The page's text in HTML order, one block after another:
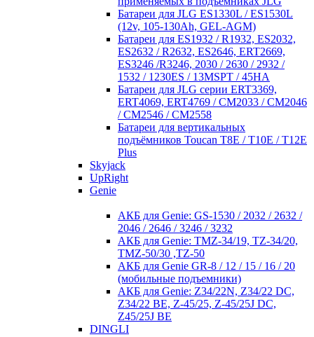
Батареи для JLG ES1330L / ES1530L
(12v, 105-130Ah, GEL-AGM)
Батареи для ES1932 / R1932, ES2032,
ES2632 / R2632, ES2646, ERT2669,
ES3246 /R3246, 2030 / 2630 / 2932 /
1532 / 1230ES / 13MSPT / 45HA
Батареи для JLG серии ERT3369,
ERT4069, ERT4769 / CM2033 / CM2046
/ CM2546 / CM2558
Батареи для вертикальных
подъёмников Toucan T8E / T10E / T12E
Plus
Skyjack
UpRight
Genie
АКБ для Genie: GS-1530 / 2032 / 2632 /
2046 / 2646 / 3246 / 3232
АКБ для Genie: TMZ-34/19, TZ-34/20,
TMZ-50/30 ,TZ-50
АКБ для Genie GR-8 / 12 / 15 / 16 / 20
(мобильные подъемники)
АКБ для Genie: Z34/22N, Z34/22 DC,
Z34/22 BE, Z-45/25, Z-45/25J DC,
Z45/25J BE
DINGLI